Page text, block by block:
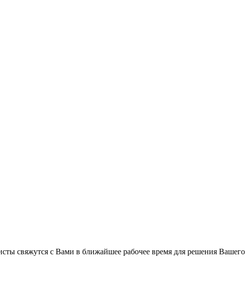
свяжутся с Вами в ближайшее рабочее время для решения Вашего